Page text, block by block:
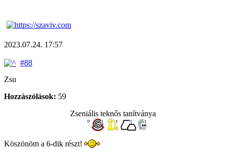
2023.07.24. 17:57
#88
Zsu
Hozzászólások: 59
Zseniális teknős tanítványa
Köszönöm a 6-dik részt!